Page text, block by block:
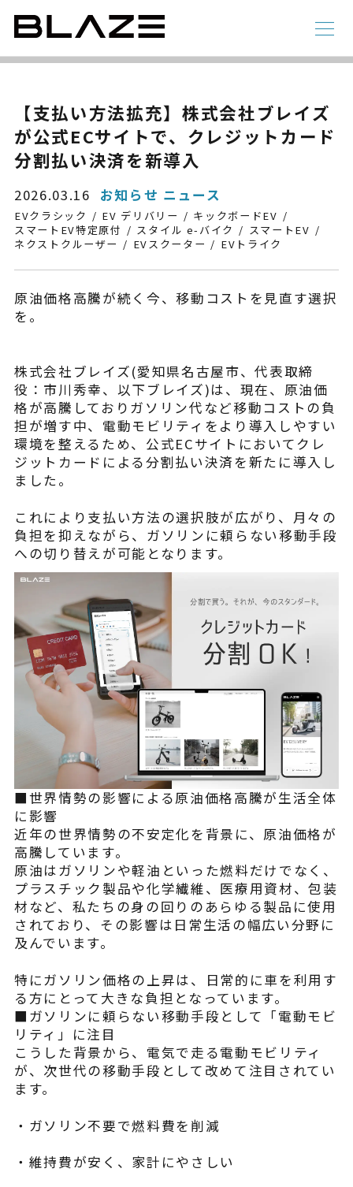
別途
電動アシスト自転車
¥225,454 （税込¥248,000）
詳細を見る
近くの店舗を見る
4 輪
※類似品にご注意ください
ニュース
よくある質問
NEWS
【支払い方法拡充】株式会社ブレイズ
が公式ECサイトで、クレジットカード
分割払い決済を新導入
2026.03.16 お知らせ ニュース
EVクラシック EV デリバリー
キックボードEV
スマートEV特定原付
スタイル e-バイク
スマートEV
ネクストクルーザー
EVスクーター EVトライク
原油価格高騰が続く今、移動コストを見直す選択
を。
株式会社ブレイズ(愛知県名古屋市、代表取締
役：市川秀幸、以下ブレイズ)は、現在、原油価
格が高騰しておりガソリン代など移動コストの負
担が増す中、電動モビリティをより導入しやすい
環境を整えるため、公式ECサイトにおいてクレ
ジットカードによる分割払い決済を新たに導入し
ました。
これにより支払い方法の選択肢が広がり、月々の
負担を抑えながら、ガソリンに頼らない移動手段
への切り替えが可能となります。
■世界情勢の影響による原油価格高騰が生活全体
に影響
近年の世界情勢の不安定化を背景に、原油価格が
高騰しています。
原油はガソリンや軽油といった燃料だけでなく、
プラスチック製品や化学繊維、医療用資材、包装
材など、私たちの身の回りのあらゆる製品に使用
されており、その影響は日常生活の幅広い分野に
及んでいます。
特にガソリン価格の上昇は、日常的に車を利用す
る方にとって大きな負担となっています。
■ガソリンに頼らない移動手段として「電動モビ
リティ」に注目
こうした背景から、電気で走る電動モビリティ
が、次世代の移動手段として改めて注目されてい
ます。
・ガソリン不要で燃料費を削減
・維持費が安く、家計にやさしい